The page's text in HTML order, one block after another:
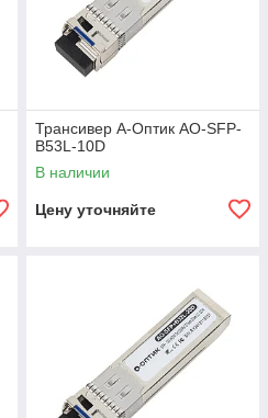
Трансивер А-Оптик AO-SFP-
B53L-10D
В наличии
Цену уточняйте